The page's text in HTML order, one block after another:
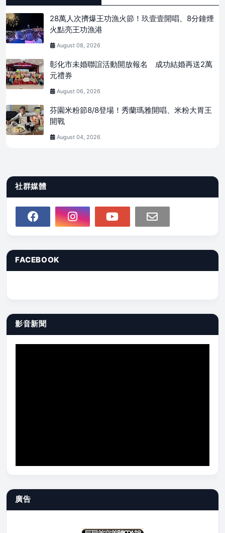
28萬人次擠爆王功漁火節！玖壹壹開唱、8分鐘煙
火點亮王功漁港
August 08, 2026
彰化市未婚聯誼活動開放報名 成功結婚再送2萬
元禮券
August 06, 2026
芬園米粉節8/8登場！秀蘭瑪雅開唱、米粉大胃王
開戰
August 04, 2026
社群媒體
FACEBOOK
影音新聞
廣告